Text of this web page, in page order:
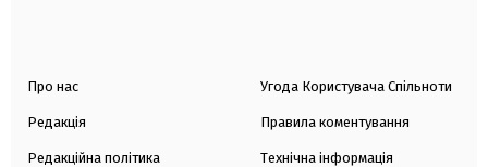
Про нас
Редакція
Редакційна політика
Угода Користувача Спільноти
Правила коментування
Технічна інформація